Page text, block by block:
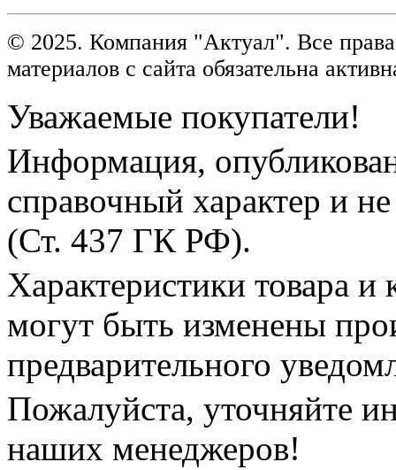
© 2025. Компания "Актуал". Все
материалов с сайта обязательна
Уважаемые покупатели!
Информация,
справочный характер и
(Ст. 437 ГК РФ).
Характеристики товара и
могут быть изменены
предварительного
Пожалуйста, уточняйте
наших менеджеров!